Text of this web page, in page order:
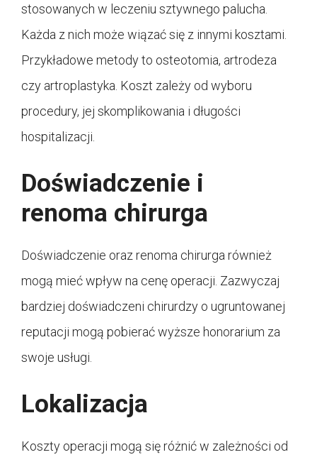
stosowanych w leczeniu sztywnego palucha.
Każda z nich może wiązać się z innymi kosztami.
Przykładowe metody to osteotomia, artrodeza
czy artroplastyka. Koszt zależy od wyboru
procedury, jej skomplikowania i długości
hospitalizacji.
Doświadczenie i
renoma chirurga
Doświadczenie oraz renoma chirurga również
mogą mieć wpływ na cenę operacji. Zazwyczaj
bardziej doświadczeni chirurdzy o ugruntowanej
reputacji mogą pobierać wyższe honorarium za
swoje usługi.
Lokalizacja
Koszty operacji mogą się różnić w zależności od